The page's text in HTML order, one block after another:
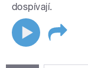
dospívají.